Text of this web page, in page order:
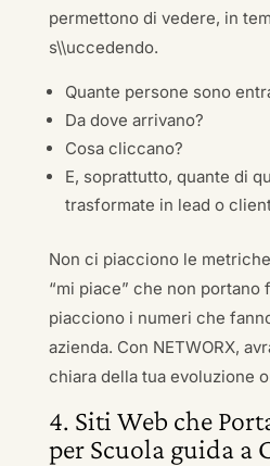
permettono di vedere, in
s\\uccedendo.
Quante persone sono
Da dove arrivano?
Cosa cliccano?
E, soprattutto, quante di
trasformate in lead o
Non ci piacciono le
“mi piace” che non portano
piacciono i numeri che
azienda. Con NETWORX,
chiara della tua evoluzione
4. Siti Web che
per Scuola guida a